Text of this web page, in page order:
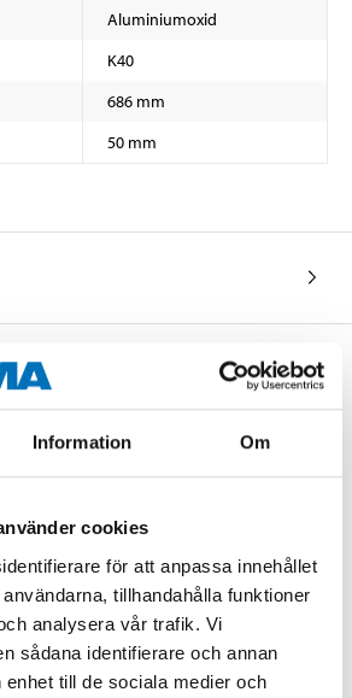
Information Om
cookies
för att anpassa innehållet
tillhandahålla funktioner
analysera vår trafik. Vi
sådana identifierare och annan
enhet till de sociala medier och
Aluminiumoxid
K40
686 mm
50 mm
Köp & Hämta
inom 2 timmar! För mer information om
och våra villkor.
köpte också